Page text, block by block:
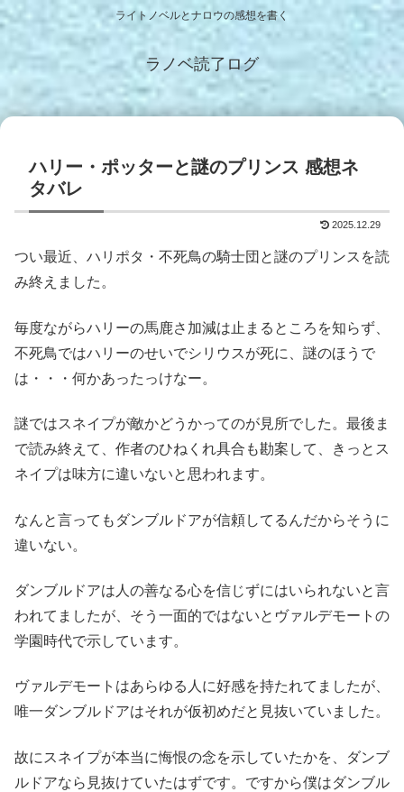
ライトノベルとナロウの感想を書く
ラノベ読了ログ
ハリー・ポッターと謎のプリンス 感想ネ
タバレ
2025.12.29
つい最近、ハリポタ・不死鳥の騎士団と謎のプリンスを読
み終えました。
毎度ながらハリーの馬鹿さ加減は止まるところを知らず、
不死鳥ではハリーのせいでシリウスが死に、謎のほうで
は・・・何かあったっけなー。
謎ではスネイプが敵かどうかってのが見所でした。最後ま
で読み終えて、作者のひねくれ具合も勘案して、きっとス
ネイプは味方に違いないと思われます。
なんと言ってもダンブルドアが信頼してるんだからそうに
違いない。
ダンブルドアは人の善なる心を信じずにはいられないと言
われてましたが、そう一面的ではないとヴァルデモートの
学園時代で示しています。
ヴァルデモートはあらゆる人に好感を持たれてましたが、
唯一ダンブルドアはそれが仮初めだと見抜いていました。
故にスネイプが本当に悔恨の念を示していたかを、ダンブ
ルドアなら見抜けていたはずです。ですから僕はダンブル